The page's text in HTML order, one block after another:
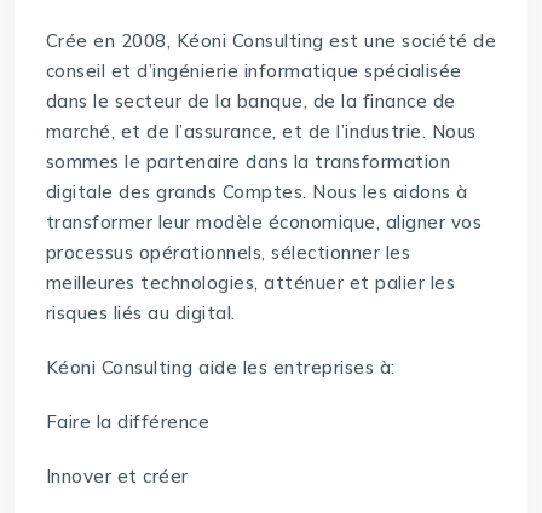
Crée en 2008, Kéoni Consulting est une société de
conseil et d’ingénierie informatique spécialisée
dans le secteur de la banque, de la finance de
marché, et de l’assurance, et de l’industrie. Nous
sommes le partenaire dans la transformation
digitale des grands Comptes. Nous les aidons à
transformer leur modèle économique, aligner vos
processus opérationnels, sélectionner les
meilleures technologies, atténuer et palier les
risques liés au digital.
Kéoni Consulting aide les entreprises à:
Faire la différence
Innover et créer